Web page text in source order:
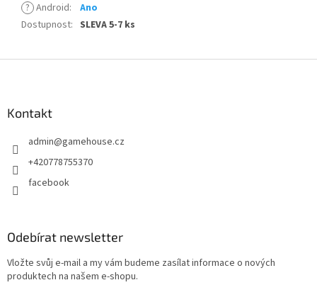
? Android:
Ano
Dostupnost: SLEVA 5-7 ks
Kontakt
admin@gamehouse.cz
+420778755370
facebook
Odebírat newsletter
Vložte svůj e-mail a my vám budeme zasílat informace o nových
produktech na našem e-shopu.